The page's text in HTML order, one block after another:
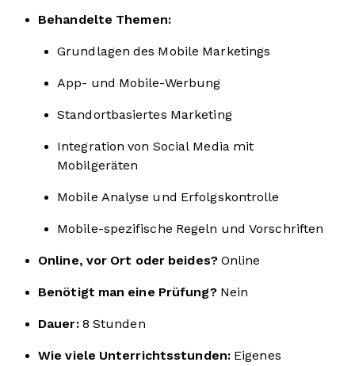
Behandelte Themen:
Grundlagen des Mobile Marketings
App- und Mobile-Werbung
Standortbasiertes Marketing
Integration von Social Media mit
Mobilgeräten
Mobile Analyse und Erfolgskontrolle
Mobile-spezifische Regeln und Vorschriften
Online, vor Ort oder beides?Online
Benötigt man eine Prüfung?Nein
Dauer:8 Stunden
Wie viele Unterrichtsstunden:Eigenes